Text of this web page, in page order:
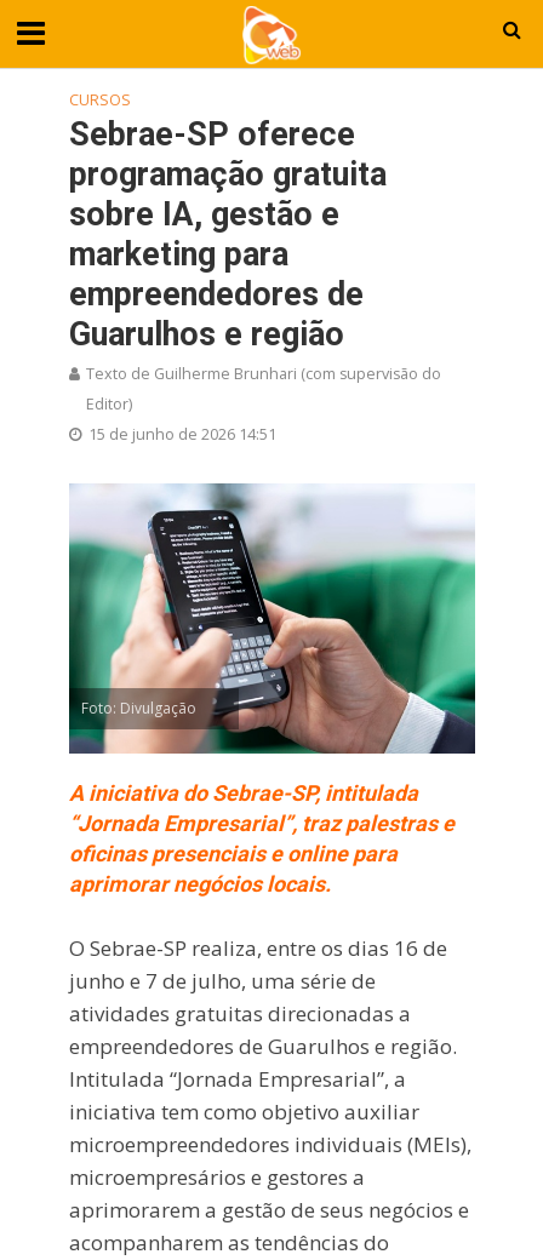
CURSOS
Sebrae-SP oferece
programação gratuita
sobre IA, gestão e
marketing para
empreendedores de
Guarulhos e região
Texto de Guilherme Brunhari (com supervisão do
Editor)
15 de junho de 2026 14:51
Foto: Divulgação
A iniciativa do Sebrae-SP, intitulada
“Jornada Empresarial”, traz palestras e
oficinas presenciais e online para
aprimorar negócios locais.
O Sebrae-SP realiza, entre os dias 16 de
junho e 7 de julho, uma série de
atividades gratuitas direcionadas a
empreendedores de Guarulhos e região.
Intitulada “Jornada Empresarial”, a
iniciativa tem como objetivo auxiliar
microempreendedores individuais (MEIs),
microempresários e gestores a
aprimorarem a gestão de seus negócios e
acompanharem as tendências do